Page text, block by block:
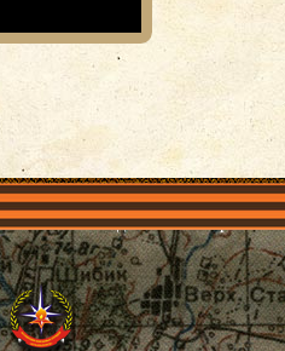
объединения Проекты